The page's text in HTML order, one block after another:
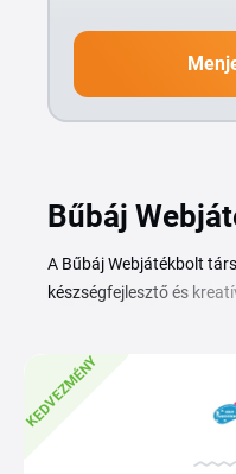
Bűbáj
A Bűbáj Webjátékbolt
készségfejlesztő és
játékait, legyen szó egy
plüssmackóról vagy egy
ezen az oldalon
KEDVEZMÉNY